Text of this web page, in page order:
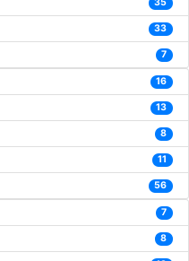
35
33
7
16
13
8
11
56
7
8